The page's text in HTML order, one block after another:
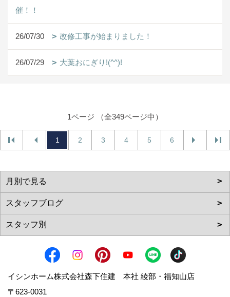
催！！
26/07/30 改修工事が始まりました！
26/07/29 大葉おにぎり!(^^)!
1ページ （全349ページ中）
1 2 3 4 5 6
イシンホーム株式会社森下住建 本社 綾部・福知山店
〒623-0031